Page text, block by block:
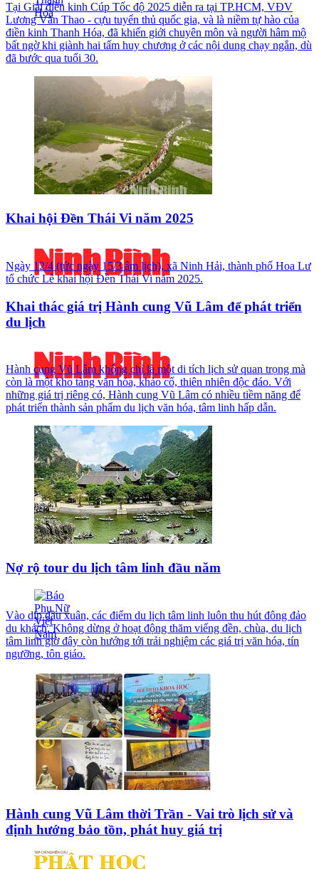
Tại Giải điền kinh Cúp Tốc độ 2025 diễn ra tại TP.HCM, VĐV
Lương Văn Thao - cựu tuyển thủ quốc gia, và là niềm tự hào của
điền kinh Thanh Hóa, đã khiến giới chuyên môn và người hâm mộ
bất ngờ khi giành hai tấm huy chương ở các nội dung chạy ngắn, dù
đã bước qua tuổi 30.
Khai hội Đền Thái Vi năm 2025
Ngày 12/4 (tức ngày 15/3 âm lịch), xã Ninh Hải, thành phố Hoa Lư
tổ chức Lễ khai hội Đền Thái Vi năm 2025.
Khai thác giá trị Hành cung Vũ Lâm để phát triển
du lịch
Hành cung Vũ Lâm không chỉ là một di tích lịch sử quan trọng mà
còn là một kho tàng văn hóa, khảo cổ, thiên nhiên độc đáo. Với
những giá trị riêng có, Hành cung Vũ Lâm có nhiều tiềm năng để
phát triển thành sản phẩm du lịch văn hóa, tâm linh hấp dẫn.
Nợ rộ tour du lịch tâm linh đầu năm
Vào dịp đầu xuân, các điểm du lịch tâm linh luôn thu hút đông đảo
du khách. Không dừng ở hoạt động thăm viếng đền, chùa, du lịch
tâm linh giờ đây còn hướng tới trải nghiệm các giá trị văn hóa, tín
ngưỡng, tôn giáo.
Hành cung Vũ Lâm thời Trần - Vai trò lịch sử và
định hướng bảo tồn, phát huy giá trị